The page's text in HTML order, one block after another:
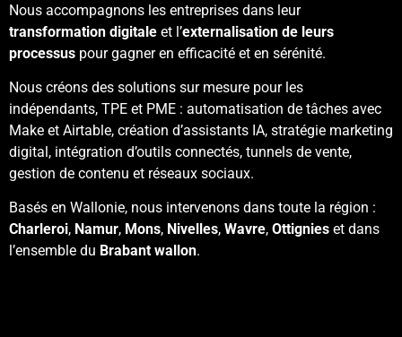
Nous accompagnons les entreprises dans leur
transformation digitale et l’externalisation de leurs
processus pour gagner en efficacité et en sérénité.
Nous créons des solutions sur mesure pour les
indépendants, TPE et PME : automatisation de tâches avec
Make et Airtable, création d’assistants IA, stratégie marketing
digital, intégration d’outils connectés, tunnels de vente,
gestion de contenu et réseaux sociaux.
Basés en Wallonie, nous intervenons dans toute la région :
Charleroi, Namur, Mons, Nivelles, Wavre, Ottignies et dans
l’ensemble du Brabant wallon.